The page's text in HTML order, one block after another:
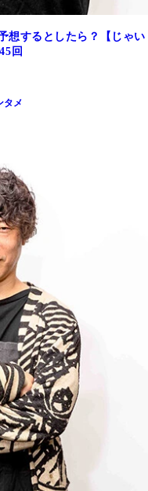
想するとしたら？【じゃい
回
タメ